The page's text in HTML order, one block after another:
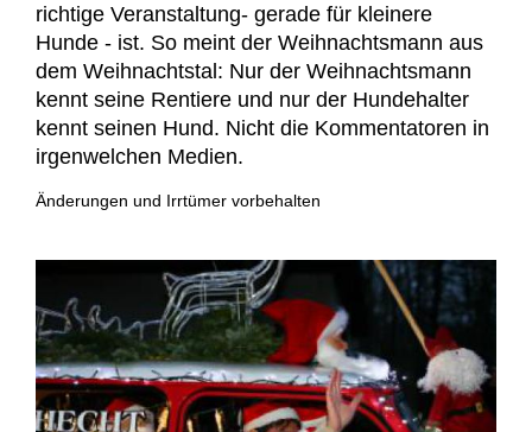
richtige Veranstaltung- gerade für kleinere
Hunde - ist. So meint der Weihnachtsmann aus
dem Weihnachtstal: Nur der Weihnachtsmann
kennt seine Rentiere und nur der Hundehalter
kennt seinen Hund. Nicht die Kommentatoren in
irgenwelchen Medien.
Änderungen und Irrtümer vorbehalten